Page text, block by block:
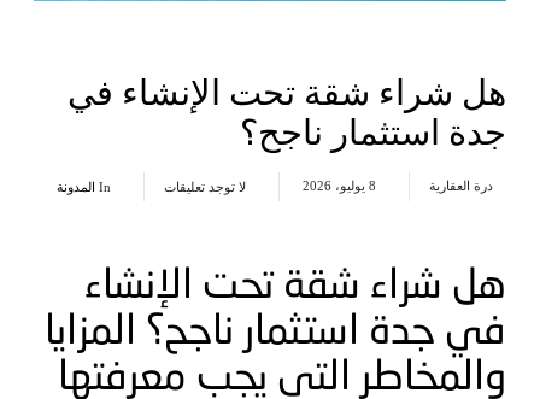
هل شراء شقة تحت الإنشاء في
جدة استثمار ناجح؟
درة العقارية 8 يوليو، 2026 لا توجد تعليقات In المدونة
هل شراء شقة تحت الإنشاء
في جدة استثمار ناجح؟ المزايا
والمخاطر التي يجب معرفتها